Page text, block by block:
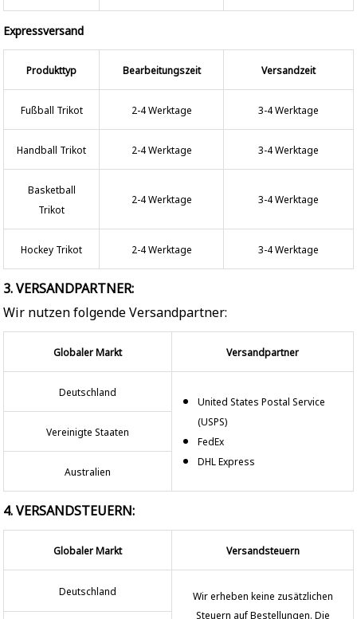
Expressversand
Produkttyp Bearbeitungszeit Versandzeit
Fußball Trikot 2-4 Werktage 3-4 Werktage
Handball Trikot 2-4 Werktage 3-4 Werktage
Basketball
Trikot
2-4 Werktage 3-4 Werktage
Hockey Trikot 2-4 Werktage 3-4 Werktage
3. VERSANDPARTNER:
Wir nutzen folgende Versandpartner:
Globaler Markt Versandpartner
Deutschland
United States Postal Service
(USPS)
FedEx
DHL Express
Vereinigte Staaten
Australien
4. VERSANDSTEUERN:
Globaler Markt Versandsteuern
Deutschland
Wir erheben keine zusätzlichen
Steuern auf Bestellungen. Die